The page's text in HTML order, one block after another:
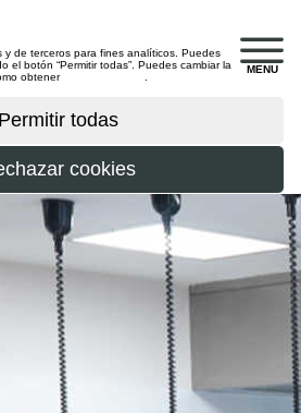
MENU
y de terceros para fines analíticos. Puedes
el botón “Permitir todas”. Puedes cambiar la
obtener